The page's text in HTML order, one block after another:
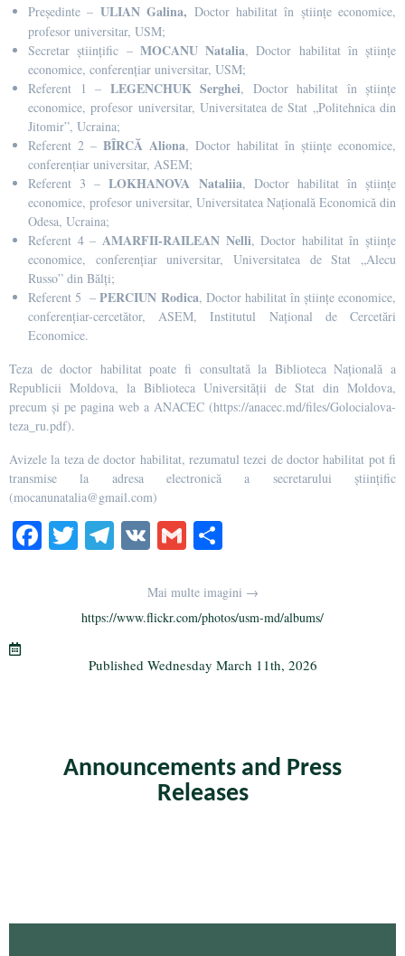
Președinte – ULIAN Galina, Doctor habilitat în științe economice,
profesor universitar, USM;
Secretar științific – MOCANU Natalia, Doctor habilitat în științe
economice, conferențiar universitar, USM;
Referent 1 – LEGENCHUK Serghei, Doctor habilitat în științe
economice, profesor universitar, Universitatea de Stat „Politehnica din
Jitomir”, Ucraina;
Referent 2 – BÎRCĂ Aliona, Doctor habilitat în științe economice,
conferențiar universitar, ASEM;
Referent 3 –LOKHANOVA Nataliia, Doctor habilitat în științe
economice, profesor universitar, Universitatea Națională Economică din
Odesa, Ucraina;
Referent 4 – AMARFII-RAILEAN Nelli, Doctor habilitat în științe
economice, conferențiar universitar, Universitatea de Stat „Alecu
Russo” din Bălți;
Referent 5 –PERCIUN Rodica, Doctor habilitat în științe economice,
conferențiar-cercetător, ASEM, Institutul Național de Cercetări
Economice.
Teza de doctor habilitat poate fi consultată la Biblioteca Națională a
Republicii Moldova, la Biblioteca Universității de Stat din Moldova,
precum și pe pagina web a ANACEC (https://anacec.md/files/Golocialova-
teza_ru.pdf).
Avizele la teza de doctor habilitat, rezumatul tezei de doctor habilitat pot fi
transmise la adresa electronică a secretarului științific
(mocanunatalia@gmail.com)
Fa T
r
Te
a
m
V G
ailre
Mai multe imagini →
https://www.flickr.com/photos/usm-md/albums/
Published Wednesday March 11th, 2026
Announcements and Press
Releases